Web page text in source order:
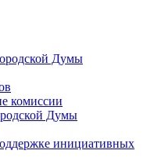
Думы
комиссии
Думы
инициативных